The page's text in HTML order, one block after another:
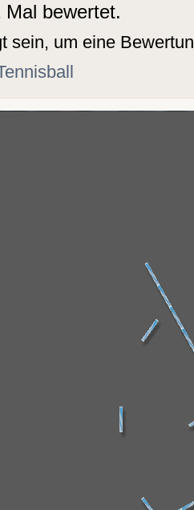
Mal bewertet.
sein, um eine